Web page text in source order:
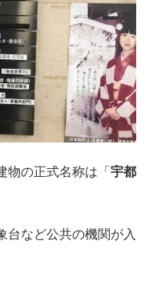
物の正式名称は「 宇都
台など公共の機関が入